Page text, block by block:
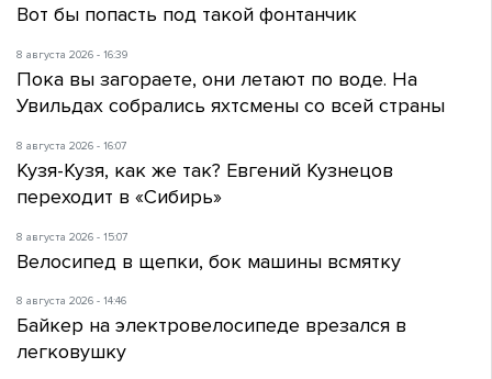
Вот бы попасть под такой фонтанчик
8 августа 2026 - 16:39
Пока вы загораете, они летают по воде. На
Увильдах собрались яхтсмены со всей страны
8 августа 2026 - 16:07
Кузя-Кузя, как же так? Евгений Кузнецов
переходит в «Сибирь»
8 августа 2026 - 15:07
Велосипед в щепки, бок машины всмятку
8 августа 2026 - 14:46
Байкер на электровелосипеде врезался в
легковушку